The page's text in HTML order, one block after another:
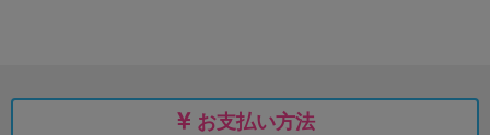
お支払い方法